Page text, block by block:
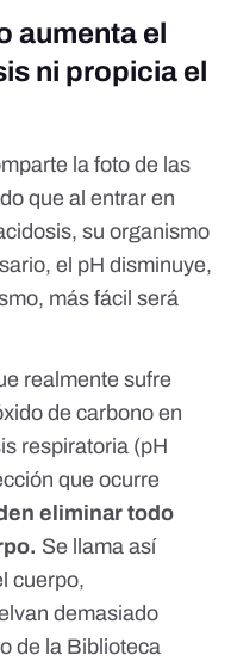
aumenta el
ni propicia el
la foto de las
que al entrar en
su organismo
el pH disminuye,
más fácil será
realmente sufre
de carbono en
respiratoria (pH
que ocurre
eliminar todo
Se llama así
cuerpo,
demasiado
de la Biblioteca